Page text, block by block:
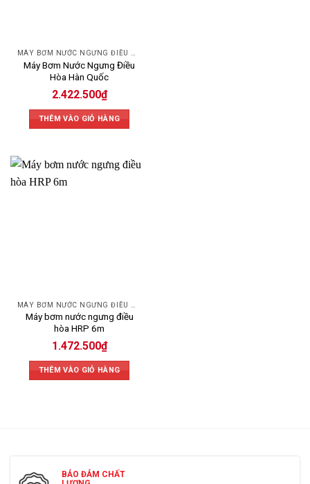
MÁY BƠM NƯỚC NGƯNG ĐIỀU HÒA
Máy Bơm Nước Ngưng Điều
Hòa Hàn Quốc
2.422.500₫
THÊM VÀO GIỎ HÀNG
Máy bơm nước ngưng điều
hòa HRP 6m
1.472.500₫
THÊM VÀO GIỎ HÀNG
BẢO ĐẢM CHẤT